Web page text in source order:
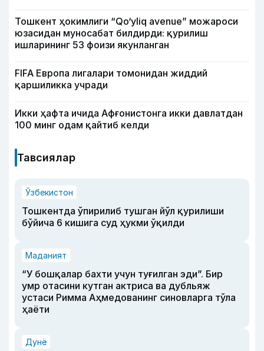
Тошкент ҳокимлиги “Qo‘yliq avenue” можароси
юзасидан муносабат билдирди: қурилиш
ишларининг 53 фоизи якунланган
FIFA Европа лигалари томонидан жиддий
қаршиликка учради
Икки ҳафта ичида Афғонистонга икки давлатдан
100 минг одам қайтиб келди
Тавсиялар
Ўзбекистон
Тошкентда ўпирилиб тушган йўл қурилиши
бўйича 6 кишига суд ҳукми ўқилди
Маданият
“У бошқалар бахти учун туғилган эди”. Бир
умр отасини кутган актриса ва дубльяж
устаси Римма Аҳмедованинг синовларга тўла
ҳаёти
Дунё